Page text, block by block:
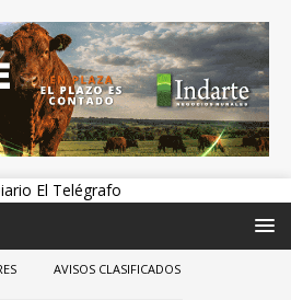
AVISOS CLASIFICADOS